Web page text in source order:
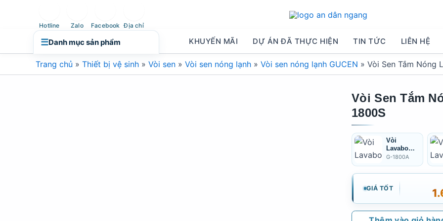
☰Danh mục sản phẩm
Hotline Zalo Facebook Địa chỉ
KHUYẾN MÃI DỰ ÁN ĐÃ THỰC HIỆN TIN TỨC LIÊN HỆ
Trang chủ » Thiết bị vệ sinh » Vòi sen » Vòi sen nóng lạnh » Vòi sen nóng lạnh GUCEN » Vòi Sen Tắm Nóng
Vòi Sen Tắm
1800S
Vòi
Lavabo
Nóng Lạnh
Eco Series
G-1800A
G-1800A
GIÁ TỐT